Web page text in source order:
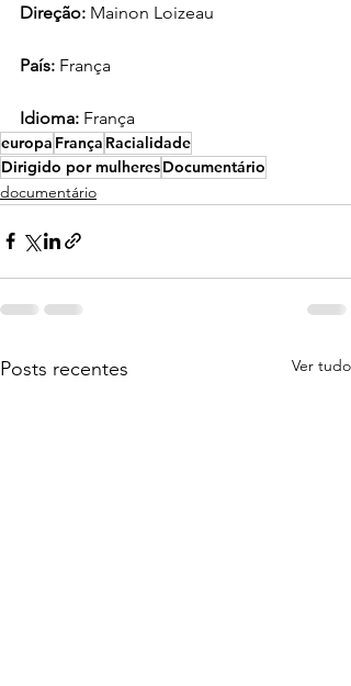
Direção: Mainon Loizeau
País: França
Idioma: França
europa França Racialidade
Dirigido por mulheresDocumentário
documentário
Posts recentes Ver tudo